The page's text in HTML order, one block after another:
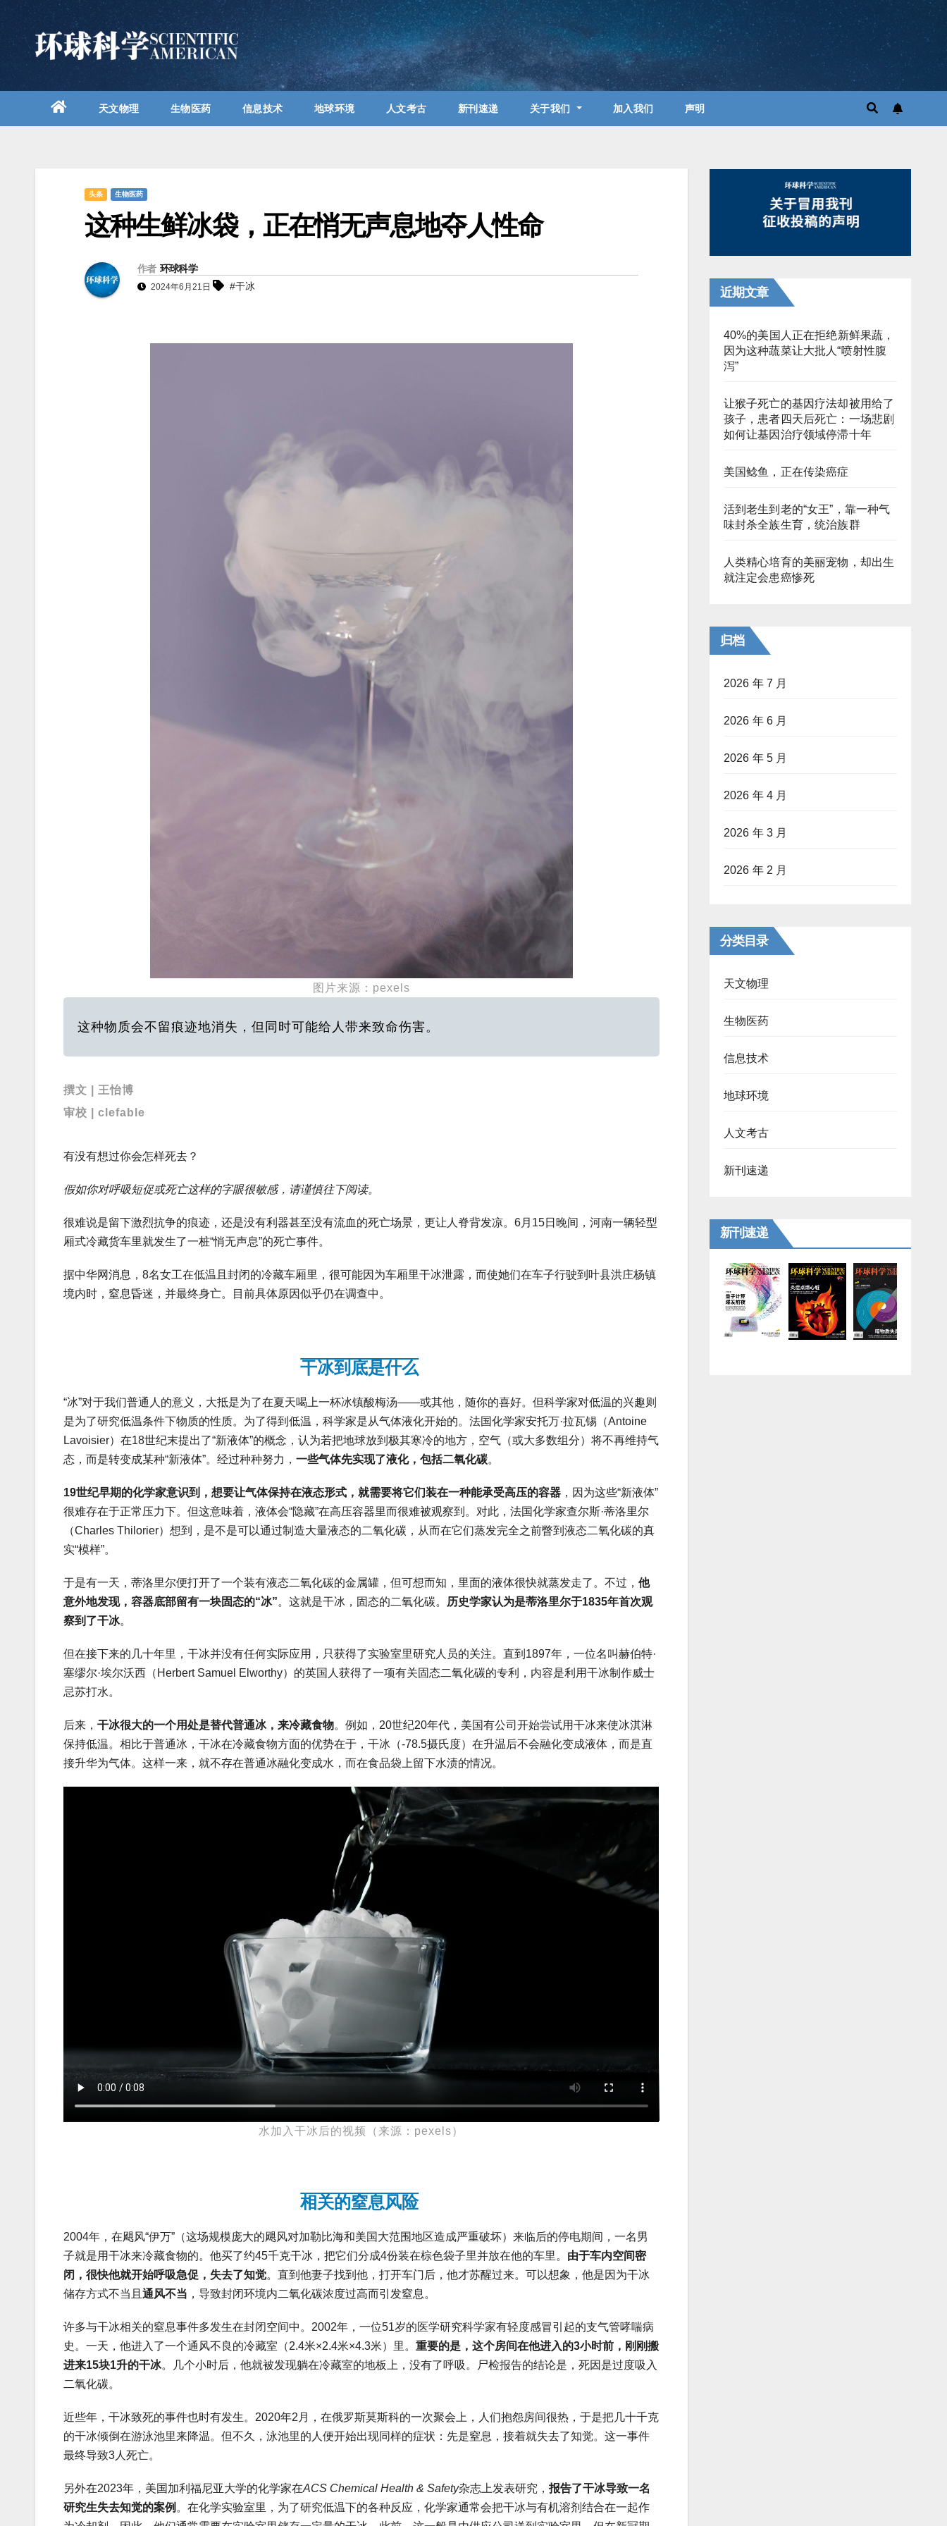
天文物理 生物医药 信息技术 地球环境 人文考古 新刊速递 关于我们 加入我们 声明
头条 生物医药
这种生鲜冰袋，正在悄无声息地夺人性命
作者 环球科学
2024年6月21日 #干冰
图片来源：pexels
这种物质会不留痕迹地消失，但同时可能给人带来致命伤害。
撰文 | 王怡博
审校 | clefable
有没有想过你会怎样死去？
假如你对呼吸短促或死亡这样的字眼很敏感，请谨慎往下阅读。
很难说是留下激烈抗争的痕迹，还是没有利器甚至没有流血的死亡场景，更让人脊背发凉。6月15日晚间，河南一辆轻型
厢式冷藏货车里就发生了一桩“悄无声息”的死亡事件。
据中华网消息，8名女工在低温且封闭的冷藏车厢里，很可能因为车厢里干冰泄露，而使她们在车子行驶到叶县洪庄杨镇
境内时，窒息昏迷，并最终身亡。目前具体原因似乎仍在调查中。
干冰到底是什么
“冰”对于我们普通人的意义，大抵是为了在夏天喝上一杯冰镇酸梅汤——或其他，随你的喜好。但科学家对低温的兴趣则
是为了研究低温条件下物质的性质。为了得到低温，科学家是从气体液化开始的。法国化学家安托万·拉瓦锡（Antoine
Lavoisier）在18世纪末提出了“新液体”的概念，认为若把地球放到极其寒冷的地方，空气（或大多数组分）将不再维持气
态，而是转变成某种“新液体”。经过种种努力， 一些气体先实现了液化，包括二氧化碳。
19世纪早期的化学家意识到，想要让气体保持在液态形式，就需要将它们装在一种能承受高压的容器 ，因为这些“新液体”
很难存在于正常压力下。但这意味着，液体会“隐藏”在高压容器里而很难被观察到。对此，法国化学家查尔斯·蒂洛里尔
（Charles Thilorier）想到，是不是可以通过制造大量液态的二氧化碳，从而在它们蒸发完全之前瞥到液态二氧化碳的真
实“模样”。
于是有一天，蒂洛里尔便打开了一个装有液态二氧化碳的金属罐，但可想而知，里面的液体很快就蒸发走了。不过， 他
意外地发现，容器底部留有一块固态的“冰”。这就是干冰，固态的二氧化碳。
历史学家认为是蒂洛里尔于1835年首次观
察到了干冰。
但在接下来的几十年里，干冰并没有任何实际应用，只获得了实验室里研究人员的关注。直到1897年，一位名叫赫伯特·
塞缪尔·埃尔沃西（Herbert Samuel Elworthy）的英国人获得了一项有关固态二氧化碳的专利，内容是利用干冰制作威士
忌苏打水。
后来， 干冰很大的一个用处是替代普通冰，来冷藏食物。例如，20世纪20年代，美国有公司开始尝试用干冰来使冰淇淋
保持低温。相比于普通冰，干冰在冷藏食物方面的优势在于，干冰（-78.5摄氏度）在升温后不会融化变成液体，而是直
接升华为气体。这样一来，就不存在普通冰融化变成水，而在食品袋上留下水渍的情况。
水加入干冰后的视频（来源：pexels）
相关的窒息风险
2004年，在飓风“伊万”（这场规模庞大的飓风对加勒比海和美国大范围地区造成严重破坏）来临后的停电期间，一名男
子就是用干冰来冷藏食物的。他买了约45千克干冰，把它们分成4份装在棕色袋子里并放在他的车里。 由于车内空间密
闭，很快他就开始呼吸急促，失去了知觉。直到他妻子找到他，打开车门后，他才苏醒过来。可以想象，他是因为干冰
储存方式不当且 通风不当 ，导致封闭环境内二氧化碳浓度过高而引发窒息。
许多与干冰相关的窒息事件多发生在封闭空间中。2002年，一位51岁的医学研究科学家有轻度感冒引起的支气管哮喘病
史。一天，他进入了一个通风不良的冷藏室（2.4米×2.4米×4.3米）里。 重要的是，这个房间在他进入的3小时前，刚刚搬
进来15块1升的干冰。几个小时后，他就被发现躺在冷藏室的地板上，没有了呼吸。尸检报告的结论是，死因是过度吸入
二氧化碳。
近些年，干冰致死的事件也时有发生。2020年2月，在俄罗斯莫斯科的一次聚会上，人们抱怨房间很热，于是把几十千克
的干冰倾倒在游泳池里来降温。但不久，泳池里的人便开始出现同样的症状：先是窒息，接着就失去了知觉。这一事件
最终导致3人死亡。
另外在2023年，美国加利福尼亚大学的化学家在ACS Chemical Health & Safety杂志上发表研究， 报告了干冰导致一名
研究生失去知觉的案例 。在化学实验室里，为了研究低温下的各种反应，化学家通常会把干冰与有机溶剂结合在一起作
近期文章
40%的美国人正在拒绝新鲜果蔬，
因为这种蔬菜让大批人“喷射性腹
泻”
让猴子死亡的基因疗法却被用给了
孩子，患者四天后死亡：一场悲剧
如何让基因治疗领域停滞十年
美国鲶鱼，正在传染癌症
活到老生到老的“女王”，靠一种气
味封杀全族生育，统治族群
人类精心培育的美丽宠物，却出生
就注定会患癌惨死
归档
2026 年 7 月
2026 年 6 月
2026 年 5 月
2026 年 4 月
2026 年 3 月
2026 年 2 月
分类目录
天文物理
生物医药
信息技术
地球环境
人文考古
新刊速递
新刊速递